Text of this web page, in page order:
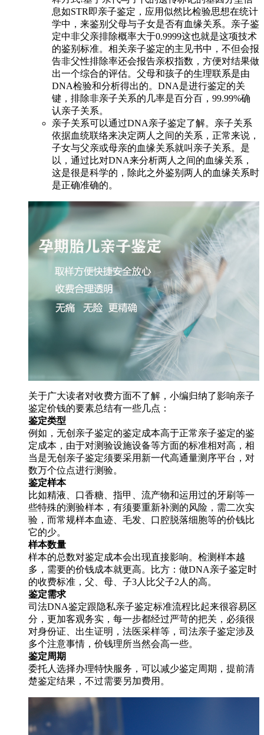
息如STR即亲子鉴定，应用似然比检验思想在统计
学中，来鉴别父母与子女是否有血缘关系。亲子鉴
定中非父亲排除概率大于0.9999这也就是这项技术
的鉴别标准。相关亲子鉴定的主见书中，不但会报
告非父性排除率还会报告亲权指数，方便对结果做
出一个综合的评估。父母和孩子的生理联系是由
DNA检验和分析得出的。DNA是进行鉴定的关
键，排除非亲子关系的几率是百分百，99.99%确
认亲子关系。
亲子关系可以通过DNA亲子鉴定了解。亲子关系
依据血统联络来决定两人之间的关系，正常来说，
子女与父亲或母亲的血缘关系就叫亲子关系。是
以，通过比对DNA来分析两人之间的血缘关系，
这是很是科学的，除此之外鉴别两人的血缘关系时
是正确准确的。
关于广大读者对收费方面不了解，小编归纳了影响亲子
鉴定价钱的要素总结有一些几点：
鉴定类型
例如，无创亲子鉴定的鉴定成本高于正常亲子鉴定的鉴
定成本，由于对测验设施设备等方面的标准相对高，相
当是无创亲子鉴定须要采用新一代高通量测序平台，对
数万个位点进行测验。
鉴定样本
比如精液、口香糖、指甲、流产物和运用过的牙刷等一
些特殊的测验样本，有须要重新补测的风险，需二次实
验，而常规样本血迹、毛发、口腔脱落细胞等的价钱比
它的少。
样本数量
样本的总数对鉴定成本会出现直接影响。检测样本越
多，需要的价钱成本就更高。比方：做DNA亲子鉴定时
的收费标准，父、母、子3人比父子2人的高。
鉴定需求
司法DNA鉴定跟隐私亲子鉴定标准流程比起来很容易区
分，更加客观务实，每一步都经过严苛的把关，必须很
对身份证、出生证明，法医采样等，司法亲子鉴定涉及
多个注意事情，价钱理所当然会高一些。
鉴定周期
委托人选择办理特快服务，可以减少鉴定周期，提前清
楚鉴定结果，不过需要另加费用。